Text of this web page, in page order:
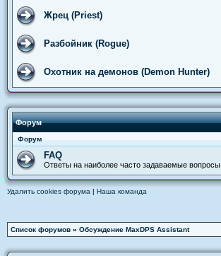
Жрец (Priest)
Разбойник (Rogue)
Охотник на демонов (Demon Hunter)
Форум
Форум
FAQ
Ответы на наиболее часто задаваемые вопросы
Удалить cookies форума | Наша команда
Список форумов » Обсуждение MaxDPS Assistant